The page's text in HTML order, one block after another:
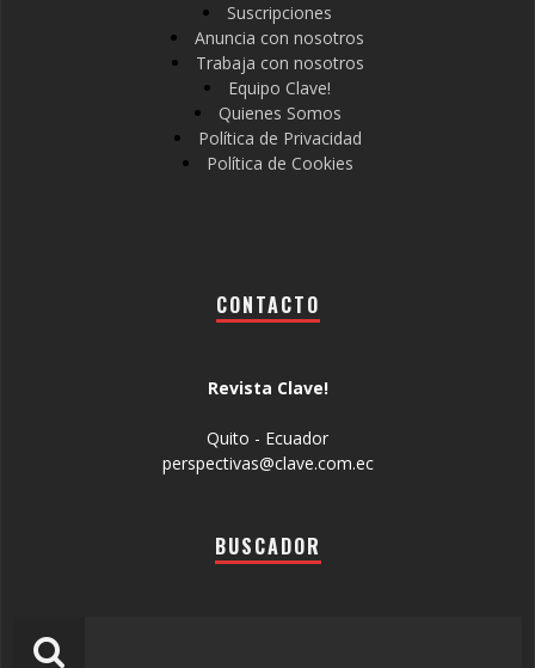
Suscripciones
Anuncia con nosotros
Trabaja con nosotros
Equipo Clave!
Quienes Somos
Política de Privacidad
Política de Cookies
CONTACTO
Revista Clave!
Quito - Ecuador
perspectivas@clave.com.ec
BUSCADOR